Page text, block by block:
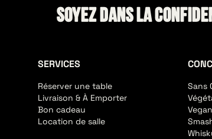
Soyez dans la
SERVICES
Réserver une table
Livraison & À Emporter
Bon cadeau
Location de salle
Sans
Vegan